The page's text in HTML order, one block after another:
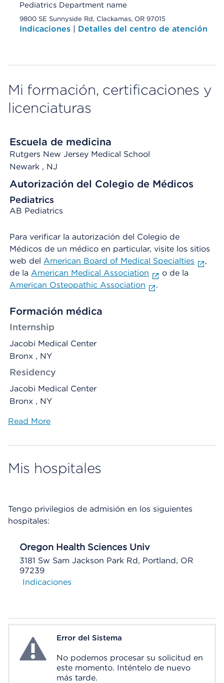
Pediatrics Department name
9800 SE Sunnyside Rd, Clackamas, OR 97015
Indicaciones | Detalles del centro de atención
Mi formación, certificaciones y
licenciaturas
Escuela de medicina
Rutgers New Jersey Medical School
Newark , NJ
Autorización del Colegio de Médicos
Pediatrics
AB Pediatrics
Para verificar la autorización del Colegio de
Médicos de un médico en particular, visite los sitios
web del American Board of Medical Specialties
,
de la American Medical Association
o de la
American Osteopathic Association
.
Formación médica
Internship
Jacobi Medical Center
Bronx , NY
Residency
Jacobi Medical Center
Bronx , NY
Read More
Mis hospitales
Tengo privilegios de admisión en los siguientes
hospitales:
Oregon Health Sciences Univ
3181 Sw Sam Jackson Park Rd, Portland, OR
97239
Indicaciones
System ErrorError del Sistema
No podemos procesar su solicitud en
este momento. Inténtelo de nuevo
más tarde.